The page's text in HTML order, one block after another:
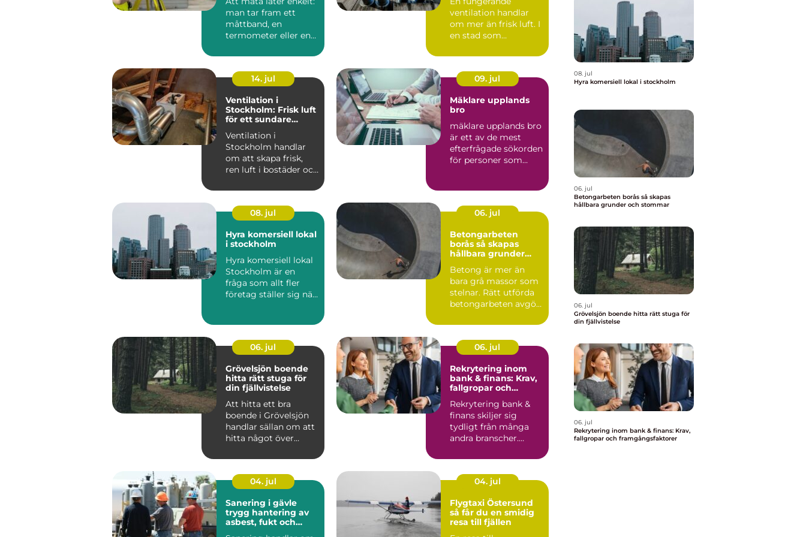
man tar fram ett
måttband, en
termometer eller en
värde....
inomhusklimat
ventilation handlar
om mer än frisk luft. I
en stad som
hus, kalla...
14. jul
Ventilation i
Stockholm: Frisk luft
för ett sundare
Ventilation i
Stockholm handlar
om att skapa frisk,
ren luft i bostäder och
moder...
09. jul
Mäklare upplands
bro
mäklare upplands bro
är ett av de mest
efterfrågade sökorden
för personer som
08. jul
Hyra komersiell lokal
i stockholm
Hyra komersiell lokal
Stockholm är en
fråga som allt fler
företag ställer sig när
06. jul
Betongarbeten
borås så skapas
hållbara grunder
Betong är mer än
bara grå massor som
stelnar. Rätt utförda
betongarbeten avgör
06. jul
Grövelsjön boende
hitta rätt stuga för
din fjällvistelse
Att hitta ett bra
boende i Grövelsjön
handlar sällan om att
hitta något över
at...
06. jul
Rekrytering inom
bank & finans: Krav,
fallgropar och
Rekrytering bank &
finans skiljer sig
tydligt från många
andra branscher.
04. jul
Sanering i gävle
trygg hantering av
asbest, fukt och
04. jul
Flygtaxi Östersund
så får du en smidig
resa till fjällen
08. jul
Hyra komersiell lokal i stockholm
06. jul
Betongarbeten borås så skapas
hållbara grunder och stommar
06. jul
Grövelsjön boende hitta rätt stuga för
din fjällvistelse
06. jul
Rekrytering inom bank & finans: Krav,
fallgropar och framgångsfaktorer